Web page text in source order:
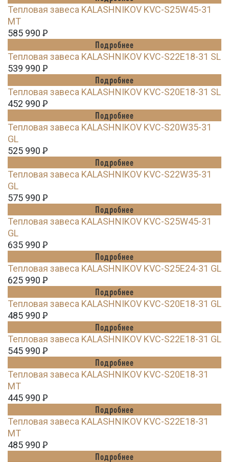
Тепловая завеса KALASHNIKOV KVC-S25W45-31
MT
585 990 Ꝑ
Подробнее
Тепловая завеса KALASHNIKOV KVC-S22E18-31 SL
539 990 Ꝑ
Подробнее
Тепловая завеса KALASHNIKOV KVC-S20E18-31 SL
452 990 Ꝑ
Подробнее
Тепловая завеса KALASHNIKOV KVC-S20W35-31
GL
525 990 Ꝑ
Подробнее
Тепловая завеса KALASHNIKOV KVC-S22W35-31
GL
575 990 Ꝑ
Подробнее
Тепловая завеса KALASHNIKOV KVC-S25W45-31
GL
635 990 Ꝑ
Подробнее
Тепловая завеса KALASHNIKOV KVC-S25E24-31 GL
625 990 Ꝑ
Подробнее
Тепловая завеса KALASHNIKOV KVC-S20E18-31 GL
485 990 Ꝑ
Подробнее
Тепловая завеса KALASHNIKOV KVC-S22E18-31 GL
545 990 Ꝑ
Подробнее
Тепловая завеса KALASHNIKOV KVC-S20E18-31
MT
445 990 Ꝑ
Подробнее
Тепловая завеса KALASHNIKOV KVC-S22E18-31
MT
485 990 Ꝑ
Подробнее